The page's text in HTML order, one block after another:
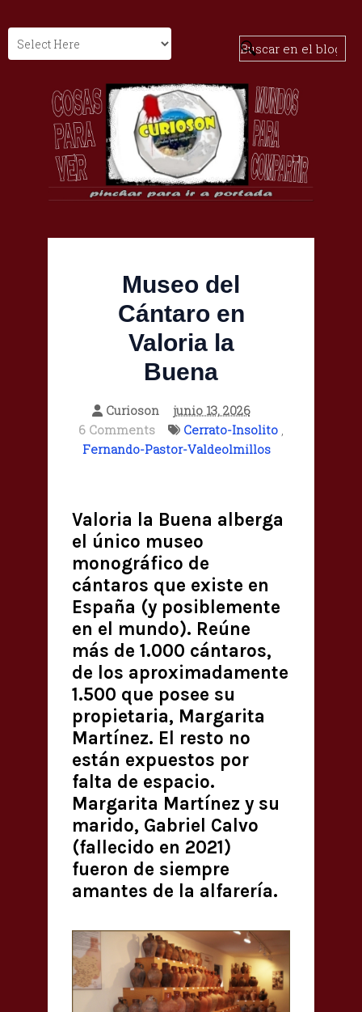
Museo del
Cántaro en
Valoria la
Buena
Curioson
junio 13, 2026
6 Comments
Cerrato-Insolito ,
Fernando-Pastor-Valdeolmillos
Valoria la Buena alberga
el único museo
monográfico de
cántaros que existe en
España (y posiblemente
en el mundo). Reúne
más de 1.000 cántaros,
de los aproximadamente
1.500 que posee su
propietaria, Margarita
Martínez. El resto no
están expuestos por
falta de espacio.
Margarita Martínez y su
marido, Gabriel Calvo
(fallecido en 2021)
fueron de siempre
amantes de la alfarería.